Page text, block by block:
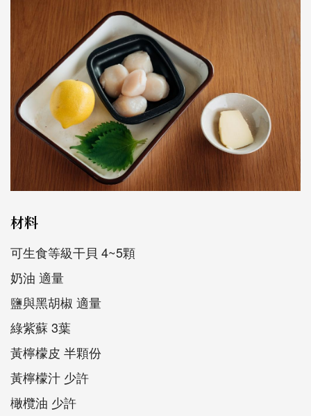
材料
可生食等級干貝 4~5顆
奶油 適量
鹽與黑胡椒 適量
綠紫蘇 3葉
黃檸檬皮 半顆份
黃檸檬汁 少許
橄欖油 少許